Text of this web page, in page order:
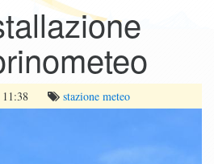
stazione meteo